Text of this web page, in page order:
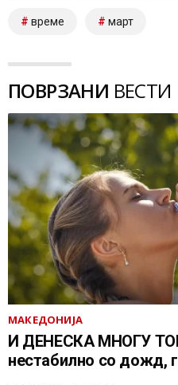
време март
ПОВРЗАНИ ВЕСТИ
МАКЕДОНИЈА
И ДЕНЕСКА МНОГУ
нестабилно со дожд,